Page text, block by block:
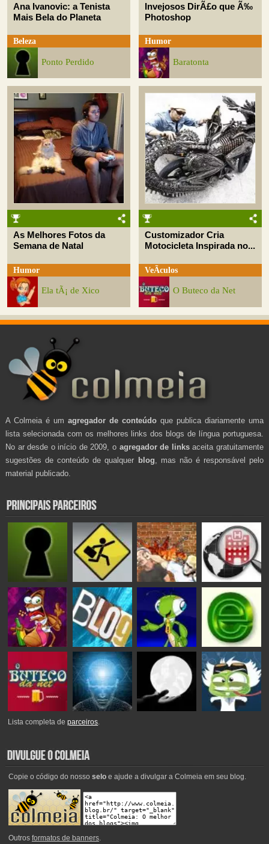
Ana Ivanovic: a Tenista
Mais Bela do Planeta
Beleza
Ponto Perdido
Invejosos DirÃ£o que Ã‰
Photoshop
Humor
Baratonta
As Melhores Fotos da
Semana de Natal
Humor
Ela tÃ¡ de Xico
Customizador Cria
Motocicleta Inspirada no...
VeÃ­culos
O Buteco da Net
A Colmeia é um agregador de conteúdo que publica diariamente uma
lista selecionada com os melhores links dos blogs de língua portuguesa.
No ar desde o início de 2009, o agregador de linksaceita gratuitamente
sugestões de conteúdo de qualquer blog , mas não é responsável pelo
material publicado.
Lista completa deparceiros.
Copie o código do nosso seloe ajude a divulgar a Colmeia em seu blog.
Outros formatos de banners.